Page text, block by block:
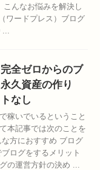
んなお悩みを解決し
ワードプレス）ブログ
...
完全ゼロからのブ
久資産の作り
なし
稼いでいるということ
本記事では次のことを
方におすすめ ブログ
ログをするメリット
の運営方針の決め ...